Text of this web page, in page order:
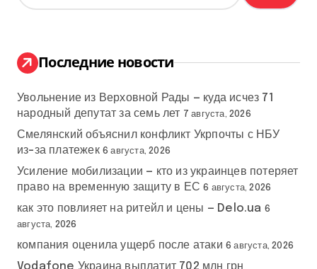
:
Последние новости
Увольнение из Верховной Рады — куда исчез 71
народный депутат за семь лет 7 августа, 2026
Смелянский объяснил конфликт Укрпочты с НБУ
из-за платежек 6 августа, 2026
Усиление мобилизации — кто из украинцев потеряет
право на временную защиту в ЕС 6 августа, 2026
как это повлияет на ритейл и цены — Delo.ua 6
августа, 2026
компания оценила ущерб после атаки 6 августа, 2026
Vodafone Украина выплатит 702 млн грн